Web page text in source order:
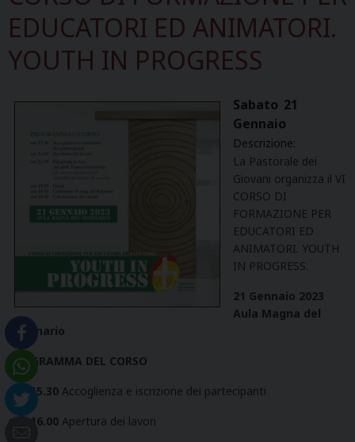
EDUCATORI ED ANIMATORI.
YOUTH IN PROGRESS
Sabato 21
Gennaio
Descrizione:
La Pastorale dei
Giovani organizza il VI
CORSO DI
FORMAZIONE PER
EDUCATORI ED
ANIMATORI. YOUTH
IN PROGRESS.
21 Gennaio 2023
Aula Magna del
Seminario
PROGRAMMA DEL CORSO
ore 15.30 Accoglienza e iscrizione dei partecipanti
ore 16.00 Apertura dei lavori